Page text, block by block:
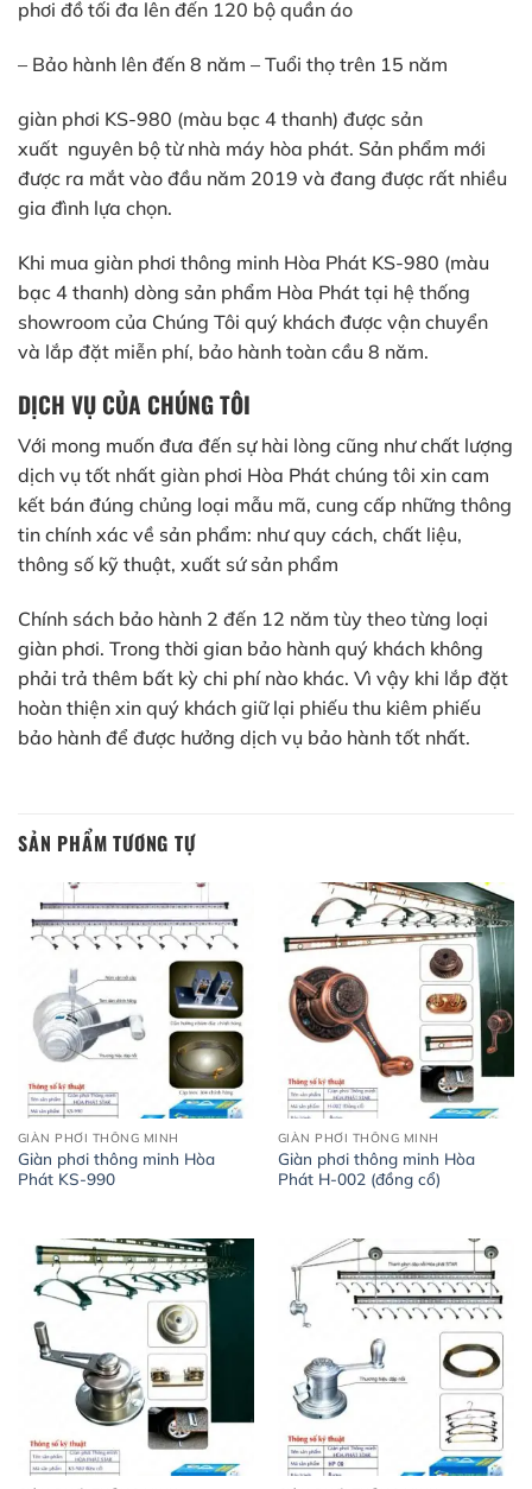
phơi đồ tối đa lên đến 120 bộ quần áo
– Bảo hành lên đến 8 năm – Tuổi thọ trên 15 năm
giàn phơi KS-980 (màu bạc 4 thanh) được sản
xuất nguyên bộ từ nhà máy hòa phát. Sản phẩm mới
được ra mắt vào đầu năm 2019 và đang được rất nhiều
gia đình lựa chọn.
Khi mua giàn phơi thông minh Hòa Phát KS-980 (màu
bạc 4 thanh) dòng sản phẩm Hòa Phát tại hệ thống
showroom của Chúng Tôi quý khách được vận chuyển
và lắp đặt miễn phí, bảo hành toàn cầu 8 năm.
DỊCH VỤ CỦA CHÚNG TÔI
Với mong muốn đưa đến sự hài lòng cũng như chất lượng
dịch vụ tốt nhất giàn phơi Hòa Phát chúng tôi xin cam
kết bán đúng chủng loại mẫu mã, cung cấp những thông
tin chính xác về sản phẩm: như quy cách, chất liệu,
thông số kỹ thuật, xuất sứ sản phẩm
Chính sách bảo hành 2 đến 12 năm tùy theo từng loại
giàn phơi. Trong thời gian bảo hành quý khách không
phải trả thêm bất kỳ chi phí nào khác. Vì vậy khi lắp đặt
hoàn thiện xin quý khách giữ lại phiếu thu kiêm phiếu
bảo hành để được hưởng dịch vụ bảo hành tốt nhất.
SẢN PHẨM TƯƠNG TỰ
GIÀN PHƠI THÔNG MINH
Giàn phơi thông minh Hòa
Phát KS-990
GIÀN PHƠI THÔNG MINH
Giàn phơi thông minh Hòa
Phát H-002 (đồng cổ)